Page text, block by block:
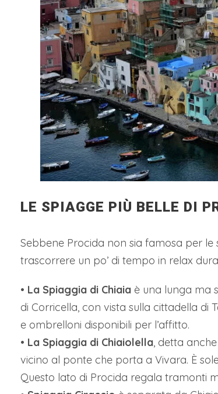
LE SPIAGGE PIÙ BELLE DI
Sebbene Procida non sia famosa per
trascorrere un po’ di tempo in relax
• La Spiaggia di Chiaia è una lunga ma
di Corricella, con vista sulla cittadella di
e ombrelloni disponibili per l’affitto.
• La Spiaggia di Chiaiolella, detta
vicino al ponte che porta a Vivara. È
Questo lato di Procida regala tramonti